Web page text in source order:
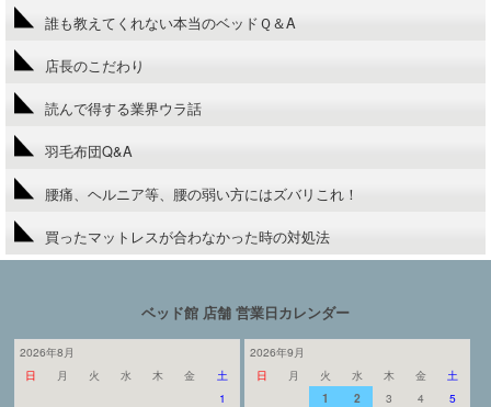
誰も教えてくれない本当のベッドＱ＆A
店長のこだわり
読んで得する業界ウラ話
羽毛布団Q&A
腰痛、ヘルニア等、腰の弱い方にはズバリこれ！
買ったマットレスが合わなかった時の対処法
ベッド館 店舗 営業日カレンダー
2026年8月
日
月 火 水 木 金
土
1
2026年9月
日
月 火 水 木 金
土
1
2 3 4
5